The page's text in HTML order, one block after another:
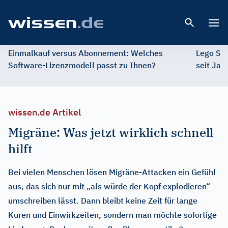
Einmalkauf versus Abonnement: Welches
Software-Lizenzmodell passt zu Ihnen?
Lego
seit
wissen.de Artikel
Migräne: Was jetzt wirklich schnell
hilft
Bei vielen Menschen lösen Migräne-Attacken ein Gefühl
aus, das sich nur mit „als würde der Kopf explodieren“
umschreiben lässt. Dann bleibt keine Zeit für lange
Kuren und Einwirkzeiten, sondern man möchte sofortige